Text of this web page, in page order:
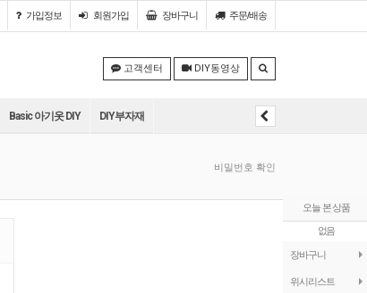
가입정보 회원가입 장바구니 주문/배송
오늘 본 상품
없음
장바구니
위시리스트
고객센터 DIY동영상
Basic 아기옷 DIY DIY부자재
비밀번호 확인